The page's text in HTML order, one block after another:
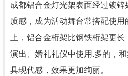
成都铝合金灯光架表面经过镀
质感，成为活动舞台常搭配使
上，铝合金桁架比钢铁桁架更
演出、婚礼礼仪中使用.多的，
具现代感，效果更加绚丽。